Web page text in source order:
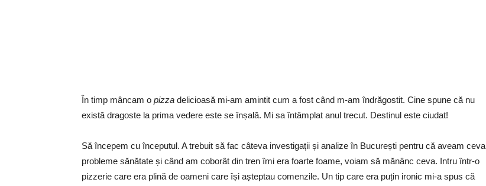
În timp mâncam o pizza delicioasă mi-am amintit cum a fost când m-am îndrăgostit. Cine spune că nu
există dragoste la prima vedere este se înșală. Mi sa întâmplat anul trecut. Destinul este ciudat!
Să începem cu începutul. A trebuit să fac câteva investigații și analize în București pentru că aveam ceva
probleme sănătate și când am coborât din tren îmi era foarte foame, voiam să mănânc ceva. Intru într-o
pizzerie care era plină de oameni care își așteptau comenzile. Un tip care era puțin ironic mi-a spus că